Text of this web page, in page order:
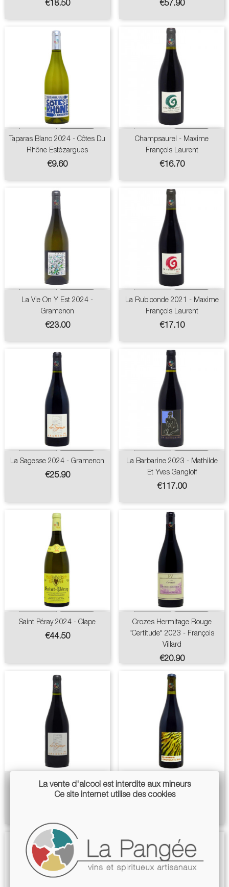
Price
€18.50 Price
€57.90
Taparas Blanc 2024 - Côtes Du
Rhône Estézargues
Price
€9.60
Champsaurel - Maxime
François Laurent
Price
€16.70
La Vie On Y Est 2024 -
Gramenon
Price
€23.00
La Rubiconde 2021 - Maxime
François Laurent
Price
€17.10
La Sagesse 2024 - Gramenon
Price
€25.90
La Barbarine 2023 - Mathilde
Et Yves Gangloff
Price
€117.00
Saint Péray 2024 - Clape
Price
€44.50
Crozes Hermitage Rouge
"Certitude" 2023 - François
Villard
Price
€20.90
La Sagesse 2023 - Gramenon
Price
€24.50
L'Émouvante 2024 -
Gramenon
La vente d'alcool est interdite aux mineurs
Ce site internet utilise des cookies